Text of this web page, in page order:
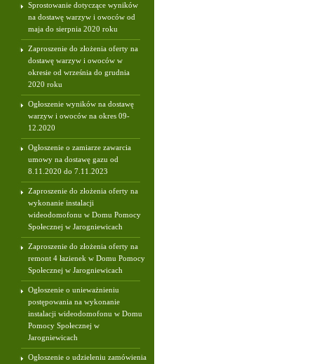
Sprostowanie dotyczące wyników
na dostawę warzyw i owoców od
maja do sierpnia 2020 roku
Zaproszenie do złożenia oferty na
dostawę warzyw i owoców w
okresie od września do grudnia
2020 roku
Ogłoszenie wyników na dostawę
warzyw i owoców na okres 09-
12.2020
Ogłoszenie o zamiarze zawarcia
umowy na dostawę gazu od
8.11.2020 do 7.11.2023
Zaproszenie do złożenia oferty na
wykonanie instalacji
wideodomofonu w Domu Pomocy
Społecznej w Jarogniewicach
Zaproszenie do złożenia oferty na
remont 4 łazienek w Domu Pomocy
Społecznej w Jarogniewicach
Ogłoszenie o unieważnieniu
postępowania na wykonanie
instalacji wideodomofonu w Domu
Pomocy Społecznej w
Jarogniewicach
Ogłoszenie o udzieleniu zamówienia